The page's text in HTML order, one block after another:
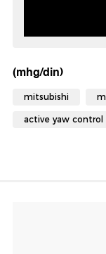
(mhg/din)
mitsubishi
active yaw control